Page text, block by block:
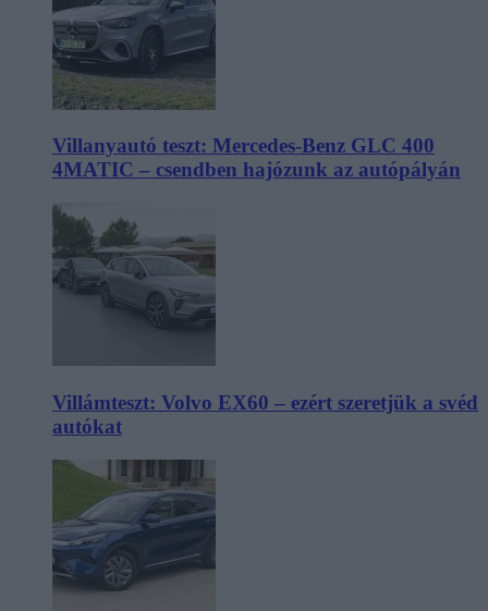
Villanyautó teszt: Mercedes-Benz GLC 400
4MATIC – csendben hajózunk az autópályán
Villámteszt: Volvo EX60 – ezért szeretjük a svéd
autókat